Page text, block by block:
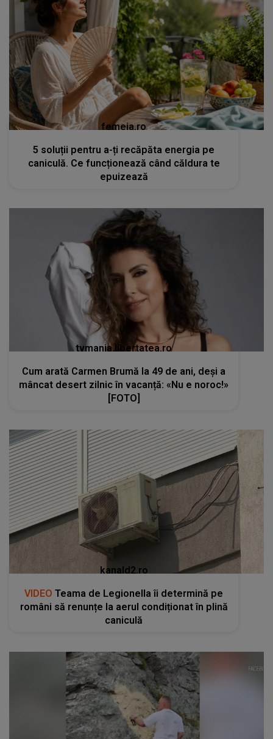
femeia.ro
5 soluții pentru a-ți recăpăta energia pe
caniculă. Ce funcționează când căldura te
epuizează
tvmania.libertatea.ro
Cum arată Carmen Brumă la 49 de ani, deși a
mâncat desert zilnic în vacanță: «Nu e noroc!»
[FOTO]
kanald2.ro
VIDEO Teama de Legionella îi determină pe
români să renunțe la aerul condiționat în plină
caniculă